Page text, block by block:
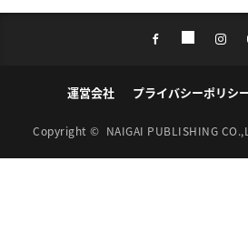
運営会社 プライバシーポリシ
Copyright © NAIGAI PUBLISHING